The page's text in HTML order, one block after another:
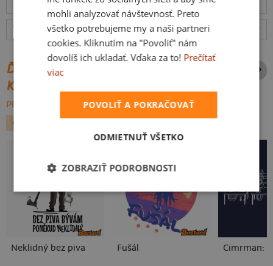
Tabuľka veľkostí: Akú vybrať?
ĎALŠIE POTLAČE Z ROVNAKEJ
KATEGÓRIE
PREHĽADÁVAŤ VŠETKO:
GEEK
Neklidný bez piva Fušál
mohli analyzovať návštevnosť. Preto
všetko potrebujeme my a naši partneri
cookies. Kliknutím na "Povoliť" nám
dovolíš ich ukladať. Vďaka za to! Prečítať
viac
POVOLIŤ A POKRAČOVAŤ
ODMIETNUŤ VŠETKO
ZOBRAZIŤ PODROBNOSTI